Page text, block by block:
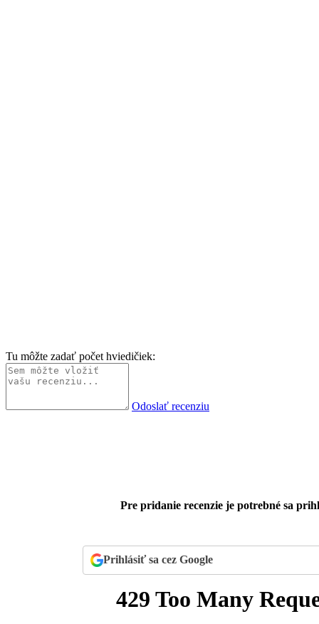
Tu môžte zadať počet hviedičiek:
Odoslať recenziu
Pre pridanie recenzie je potrebné sa
Prihlásiť sa cez Google